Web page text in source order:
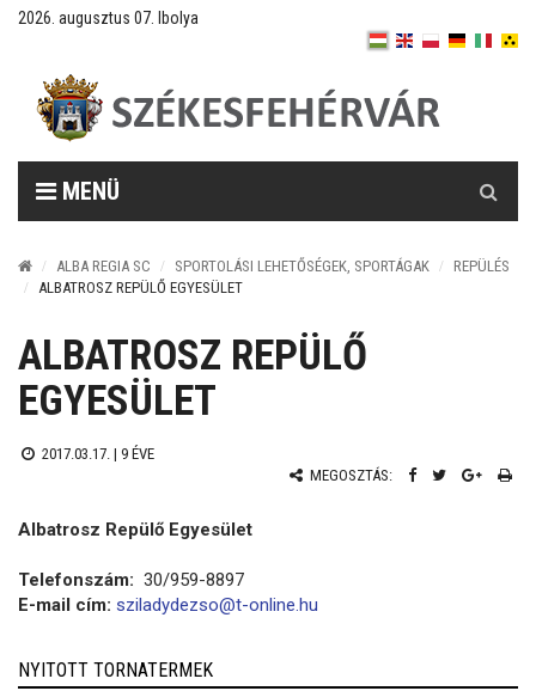
2026. augusztus 07. Ibolya
MENÜ
ALBA REGIA SC SPORTOLÁSI LEHETŐSÉGEK, SPORTÁGAK
REPÜLÉS
ALBATROSZ REPÜLŐ EGYESÜLET
ALBATROSZ REPÜLŐ
EGYESÜLET
2017.03.17. | 9 ÉVE
MEGOSZTÁS:
Albatrosz Repülő Egyesület
Telefonszám: 30/959-8897
E-mail cím: sziladydezso@t-online.hu
NYITOTT TORNATERMEK